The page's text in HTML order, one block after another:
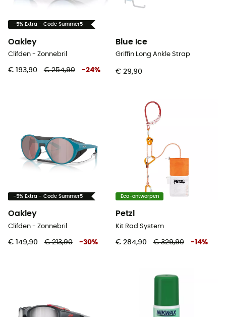
-5% Extra - Code Summer5
Oakley
Clifden - Zonnebril
€ 193,90 € 254,90 -24%
Blue Ice
Griffin Long Ankle Strap
€ 29,90
-5% Extra - Code Summer5
Oakley
Clifden - Zonnebril
€ 149,90 € 213,90 -30%
Eco-ontworpen
Petzl
Kit Rad System
€ 284,90 € 329,90 -14%